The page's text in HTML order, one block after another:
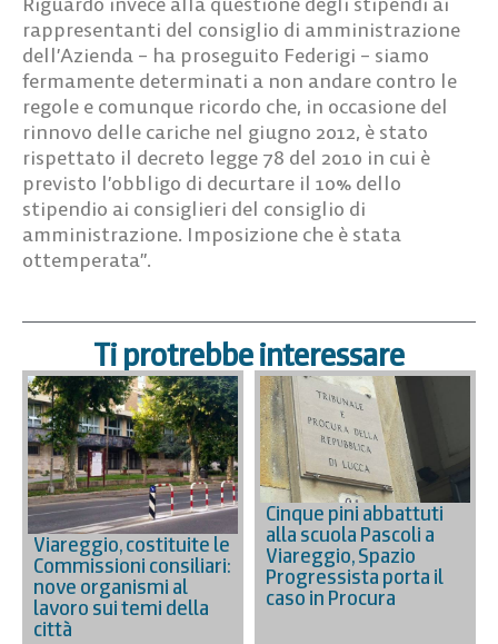
rappresentanti del consiglio di amministrazione
dell’Azienda – ha proseguito Federigi – siamo
fermamente determinati a non andare contro le
regole e comunque ricordo che, in occasione del
rinnovo delle cariche nel giugno 2012, è stato
rispettato il decreto legge 78 del 2010 in cui è
previsto l’obbligo di decurtare il 10% dello
stipendio ai consiglieri del consiglio di
amministrazione. Imposizione che è stata
ottemperata”.
Ti protrebbe interessare
Viareggio, costituite le
Commissioni consiliari:
nove organismi al
lavoro sui temi della
città
Cinque pini abbattuti
alla scuola Pascoli a
Viareggio, Spazio
Progressista porta il
caso in Procura